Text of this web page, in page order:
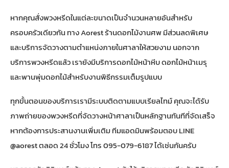
หากคุณสั่งพวงหรีดในแต่ละขนาดเป็นจำนวนหลายอันสำหรับ
ครอบครัวเดียวกัน ทางAorest ร้านดอกไม้งานศพมีส่วนลดพิเศษ
และบริการจัดวางตามตำแหน่งภายในศาลาให้สวยงาม นอกจาก
บริการพวงหรีดแล้ว เรายังมีบริการดอกไม้หน้าหีบ ดอกไม้หน้าเมรุ
และพานพุ่มดอกไม้สำหรับงานพิธีกรรมเต็มรูปแบบ
ทุกขั้นตอนของบริการเรามีระบบติดตามแบบเรียลไทม์ คุณจะได้รับ
ภาพถ่ายของพวงหรีดที่จัดวางหน้าศาลาเป็นหลักฐานทันทีที่จัดเสร็จ
หากต้องการประสานงานเพิ่มเติม ทีมแอดมินพร้อมตอบ LINE
@aorest ตลอด 24 ชั่วโมง โทร 095-079-6187 ได้เช่นกันครับ